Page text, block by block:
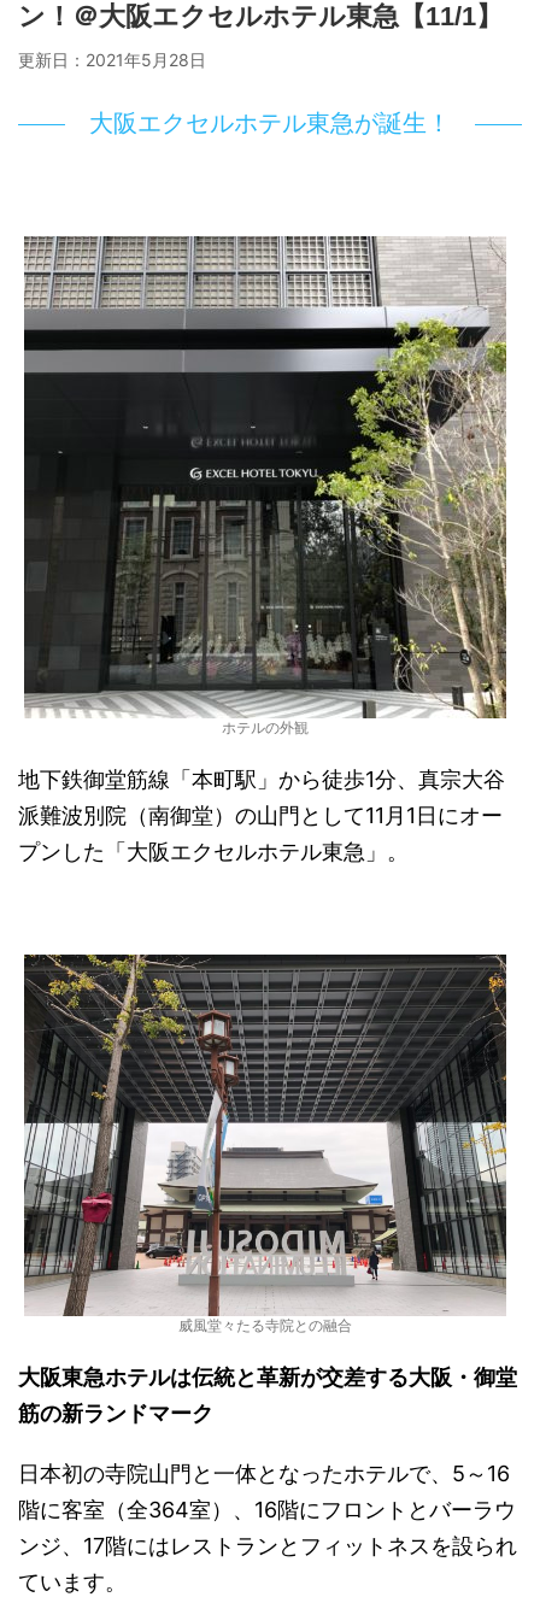
ン！＠大阪エクセルホテル東急【11/1】
更新日： 2021年5月28日
大阪エクセルホテル東急が誕生！
ホテルの外観
地下鉄御堂筋線「本町駅」から徒歩1分、真宗大谷
派難波別院（南御堂）の山門として11月1日にオー
プンした「大阪エクセルホテル東急」。
威風堂々たる寺院との融合
大阪東急ホテルは伝統と革新が交差する大阪・御堂
筋の新ランドマーク
日本初の寺院山門と一体となったホテルで、5～16
階に客室（全364室）、16階にフロントとバーラウ
ンジ、17階にはレストランとフィットネスを設られ
ています。